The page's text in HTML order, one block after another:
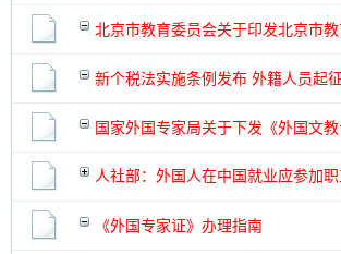
北京市教育委员会关于印发北京市
新个税法实施条例发布 外籍人员起
国家外国专家局关于下发《外国文
人社部：外国人在中国就业应参加
《外国专家证》办理指南